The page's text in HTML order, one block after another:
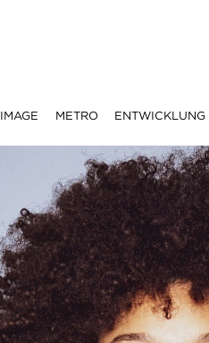
IMAGE METRO ENTWICKLUNG